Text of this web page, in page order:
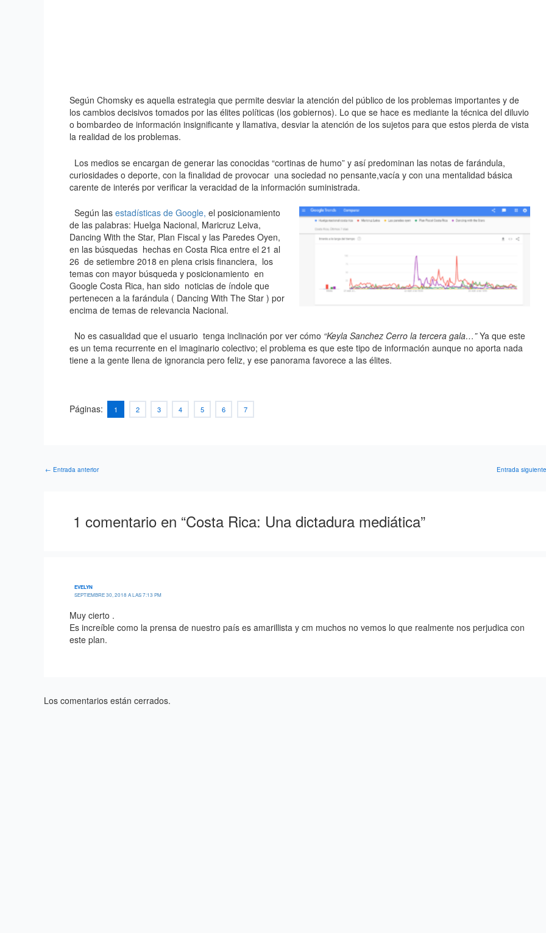
Según Chomsky es aquella estrategia que permite desviar la atención del público de los problemas importantes y de
los cambios decisivos tomados por las élites políticas (los gobiernos). Lo que se hace es mediante la técnica del diluvio
o bombardeo de información insignificante y llamativa, desviar la atención de los sujetos para que estos pierda de vista
la realidad de los problemas.
Los medios se encargan de generar las conocidas “cortinas de humo” y así predominan las notas de farándula,
curiosidades o deporte, con la finalidad de provocar una sociedad no pensante,vacía y con una mentalidad básica
carente de interés por verificar la veracidad de la información suministrada.
Según las estadísticas de Google, el posicionamiento
de las palabras: Huelga Nacional, Maricruz Leiva,
Dancing With the Star, Plan Fiscal y las Paredes Oyen,
en las búsquedas hechas en Costa Rica entre el 21 al
26 de setiembre 2018 en plena crisis financiera, los
temas con mayor búsqueda y posicionamiento en
Google Costa Rica, han sido noticias de índole que
pertenecen a la farándula ( Dancing With The Star ) por
encima de temas de relevancia Nacional.
No es casualidad que el usuario tenga inclinación por ver cómo “Keyla Sanchez Cerro la tercera gala…”Ya que este
es un tema recurrente en el imaginario colectivo; el problema es que este tipo de información aunque no aporta nada
tiene a la gente llena de ignorancia pero feliz, y ese panorama favorece a las élites.
Páginas: 1 2 3 4 5 6 7
← Entrada anterior Entrada siguiente
1 comentario en “Costa Rica: Una dictadura mediática”
EVELYN
SEPTIEMBRE 30, 2018 A LAS 7:13 PM
Muy cierto .
Es increíble como la prensa de nuestro país es amarillista y cm muchos no vemos lo que realmente nos perjudica con
este plan.
Los comentarios están cerrados.